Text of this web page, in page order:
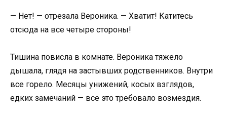
— Нет! — отрезала Вероника. — Хватит! Катитесь
отсюда на все четыре стороны!
Тишина повисла в комнате. Вероника тяжело
дышала, глядя на застывших родственников. Внутри
все горело. Месяцы унижений, косых взглядов,
едких замечаний — все это требовало возмездия.